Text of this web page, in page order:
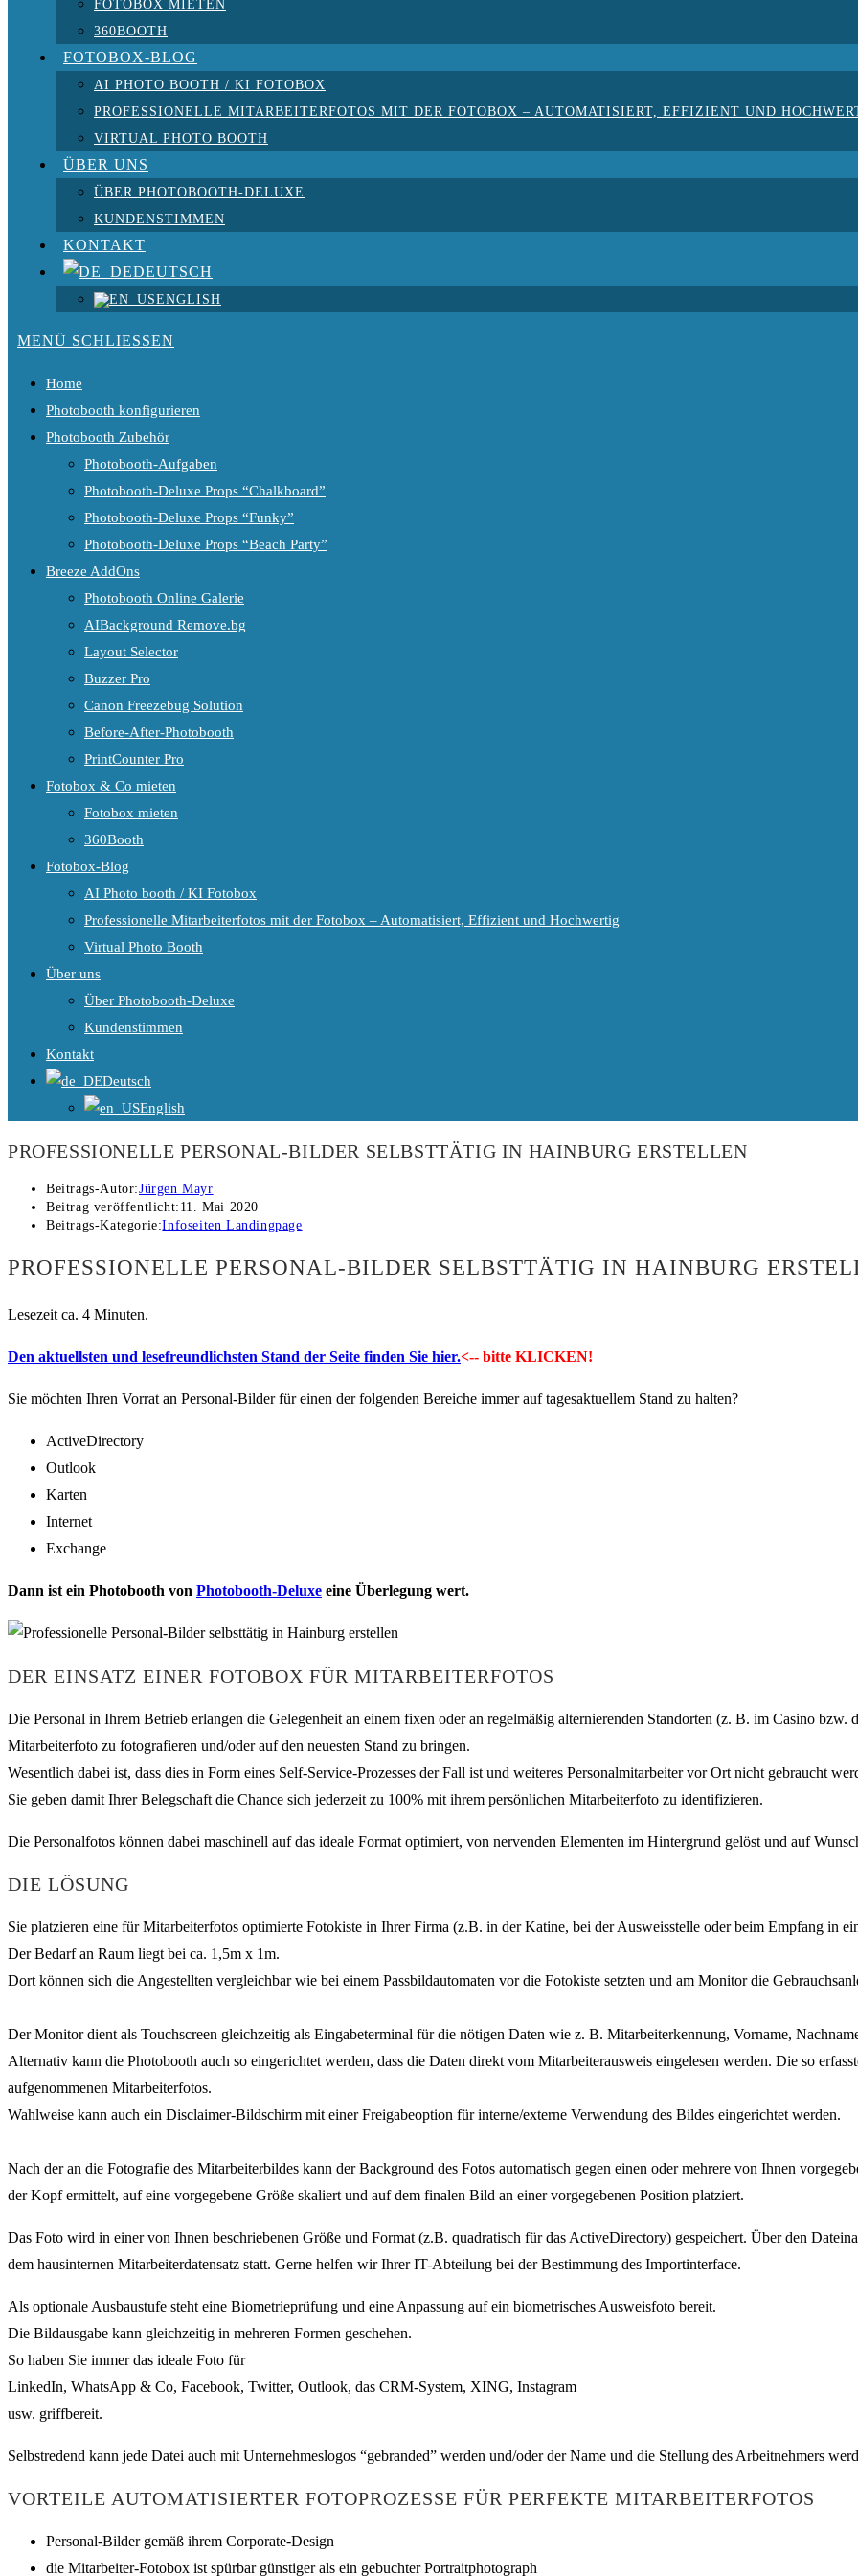
FOTOBOX MIETEN
360BOOTH
FOTOBOX-BLOG
AI PHOTO BOOTH / KI FOTOBOX
PROFESSIONELLE MITARBEITERFOTOS MIT DER FOTOBOX – AUTOMATISIERT, EFFIZIENT UND
VIRTUAL PHOTO BOOTH
ÜBER UNS
ÜBER PHOTOBOOTH-DELUXE
KUNDENSTIMMEN
KONTAKT
DEUTSCH
ENGLISH
MENÜ SCHLIESSEN
Home
Photobooth konfigurieren
Photobooth Zubehör
Photobooth-Aufgaben
Photobooth-Deluxe Props “Chalkboard”
Photobooth-Deluxe Props “Funky”
Photobooth-Deluxe Props “Beach Party”
Breeze AddOns
Photobooth Online Galerie
AIBackground Remove.bg
Layout Selector
Buzzer Pro
Canon Freezebug Solution
Before-After-Photobooth
PrintCounter Pro
Fotobox & Co mieten
Fotobox mieten
360Booth
Fotobox-Blog
AI Photo booth / KI Fotobox
Professionelle Mitarbeiterfotos mit der Fotobox – Automatisiert, Effizient und Hochwertig
Virtual Photo Booth
Über uns
Über Photobooth-Deluxe
Kundenstimmen
Kontakt
Deutsch
English
PROFESSIONELLE PERSONAL-BILDER SELBSTTÄTIG IN HAINBURG ERSTELLEN
Beitrags-Autor:Jürgen Mayr
Beitrag veröffentlicht: 11. Mai 2020
Beitrags-Kategorie:Infoseiten Landingpage
PROFESSIONELLE PERSONAL-BILDER SELBSTTÄTIG IN HAINBURG
Lesezeit ca. 4 Minuten.
Den aktuellsten und lesefreundlichsten Stand der Seite finden Sie hier.<-- bitte KLICKEN!
Sie möchten Ihren Vorrat an Personal-Bilder für einen der folgenden Bereiche immer auf tagesaktuellem Stand zu halten?
ActiveDirectory
Outlook
Karten
Internet
Exchange
Dann ist ein Photobooth von Photobooth-Deluxe eine Überlegung wert.
DER EINSATZ EINER FOTOBOX FÜR MITARBEITERFOTOS
Die Personal in Ihrem Betrieb erlangen die Gelegenheit an einem fixen oder an regelmäßig alternierenden Standorten (z. B. im Casino bzw.
Mitarbeiterfoto zu fotografieren und/oder auf den neuesten Stand zu bringen.
Wesentlich dabei ist, dass dies in Form eines Self-Service-Prozesses der Fall ist und weiteres Personalmitarbeiter vor Ort nicht gebraucht
Sie geben damit Ihrer Belegschaft die Chance sich jederzeit zu 100% mit ihrem persönlichen Mitarbeiterfoto zu identifizieren.
Die Personalfotos können dabei maschinell auf das ideale Format optimiert, von nervenden Elementen im Hintergrund gelöst und auf
DIE LÖSUNG
Sie platzieren eine für Mitarbeiterfotos optimierte Fotokiste in Ihrer Firma (z.B. in der Katine, bei der Ausweisstelle oder beim Empfang in
Der Bedarf an Raum liegt bei ca. 1,5m x 1m.
Dort können sich die Angestellten vergleichbar wie bei einem Passbildautomaten vor die Fotokiste setzten und am Monitor die
Der Monitor dient als Touchscreen gleichzeitig als Eingabeterminal für die nötigen Daten wie z. B. Mitarbeiterkennung, Vorname,
Alternativ kann die Photobooth auch so eingerichtet werden, dass die Daten direkt vom Mitarbeiterausweis eingelesen werden. Die so
aufgenommenen Mitarbeiterfotos.
Wahlweise kann auch ein Disclaimer-Bildschirm mit einer Freigabeoption für interne/externe Verwendung des Bildes eingerichtet werden.
Nach der an die Fotografie des Mitarbeiterbildes kann der Background des Fotos automatisch gegen einen oder mehrere von Ihnen
der Kopf ermittelt, auf eine vorgegebene Größe skaliert und auf dem finalen Bild an einer vorgegebenen Position platziert.
Das Foto wird in einer von Ihnen beschriebenen Größe und Format (z.B. quadratisch für das ActiveDirectory) gespeichert. Über den
dem hausinternen Mitarbeiterdatensatz statt. Gerne helfen wir Ihrer IT-Abteilung bei der Bestimmung des Importinterface.
Als optionale Ausbaustufe steht eine Biometrieprüfung und eine Anpassung auf ein biometrisches Ausweisfoto bereit.
Die Bildausgabe kann gleichzeitig in mehreren Formen geschehen.
So haben Sie immer das ideale Foto für
LinkedIn, WhatsApp & Co, Facebook, Twitter, Outlook, das CRM-System, XING, Instagram
usw. griffbereit.
Selbstredend kann jede Datei auch mit Unternehmeslogos “gebranded” werden und/oder der Name und die Stellung des Arbeitnehmers
VORTEILE AUTOMATISIERTER FOTOPROZESSE FÜR PERFEKTE MITARBEITERFOTOS
Personal-Bilder gemäß ihrem Corporate-Design
die Mitarbeiter-Fotobox ist spürbar günstiger als ein gebuchter Portraitphotograph